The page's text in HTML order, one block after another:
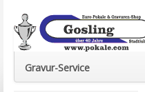
Euro-Pokale & Gravur-
Gravur-Service